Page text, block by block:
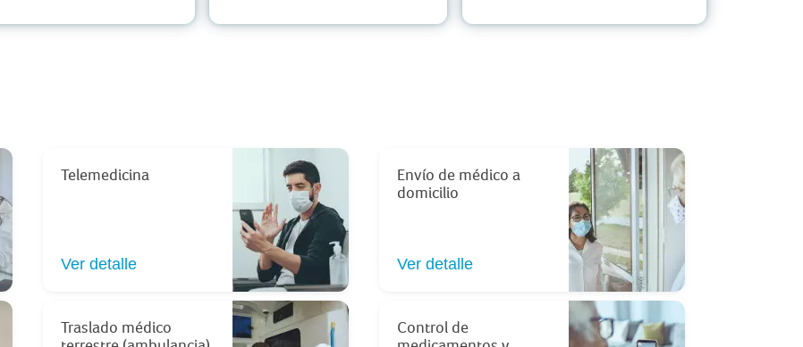
Telemedicina
Ver detalle
Envío de médico a
domicilio
Ver detalle
Traslado médico
Control de